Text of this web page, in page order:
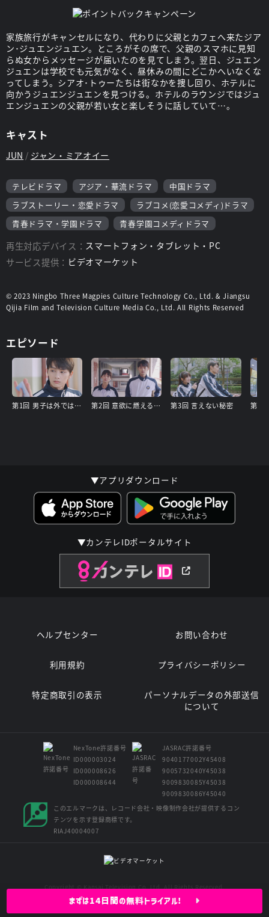
家族旅行がキャンセルになり、代わりに父親とカフェへ来たジア
ン･ジュエンジュエン。ところがその席で、父親のスマホに見知
らぬ女からメッセージが届いたのを見てしまう。翌日、ジュエン
ジュエンは学校でも元気がなく、昼休みの間にどこかへいなくな
ってしまう。シアオ･トゥーたちは街なかを捜し回り、ホテルに
向かうジュエンジュエンを見つける。ホテルのラウンジではジュ
エンジュエンの父親が若い女と楽しそうに話していて…。
キャスト
JUN ジャン・ミアオイー
テレビドラマ アジア・華流ドラマ
中国ドラマ
ラブストーリー・恋愛ドラマ
ラブコメ(恋愛コメディ)ドラマ
青春ドラマ・学園ドラマ
青春学園コメディドラマ
再生対応デバイス： スマートフォン・タブレット・PC
サービス提供： ビデオマーケット
© 2023 Ningbo Three Magpies Culture Technology Co., Ltd. & Jiangsu
Qijia Film and Television Culture Media Co., Ltd. All Rights Reserved
エピソード
第1回 男子は外では気をつけて 第2回 意欲に燃える労働委員 第3回 言えない秘密 第4
まずは14日間の無料トライアル!
▼アプリダウンロード
▼カンテレIDポータルサイト
ヘルプセンター お問い合わせ
利用規約 プライバシーポリシー
特定商取引の表示
パーソナルデータの外部送信
について
NexTone許諾番号
ID000003024
ID000008626
ID000008644
JASRAC許諾番号
9040177002Y45408
9005732040Y45038
9009830085Y45038
9009830086Y45040
このエルマークは、レコード会社・映像制作会社が提供するコン
テンツを示す登録商標です。
RIAJ40004007
Copyright © Kansai Television Co. Ltd. All Rights Reserved.